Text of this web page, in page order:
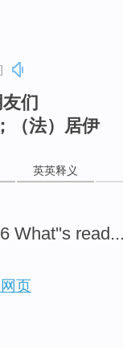
们
（法）居伊
英英释义
What''s
页